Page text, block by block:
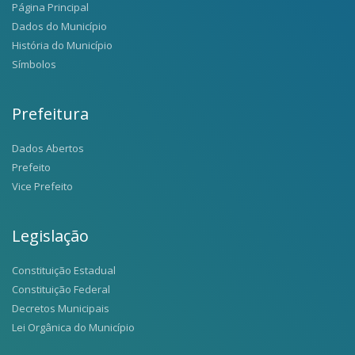
Página Principal
Dados do Município
História do Município
Símbolos
Prefeitura
Dados Abertos
Prefeito
Vice Prefeito
Legislação
Constituição Estadual
Constituição Federal
Decretos Municipais
Lei Orgânica do Município